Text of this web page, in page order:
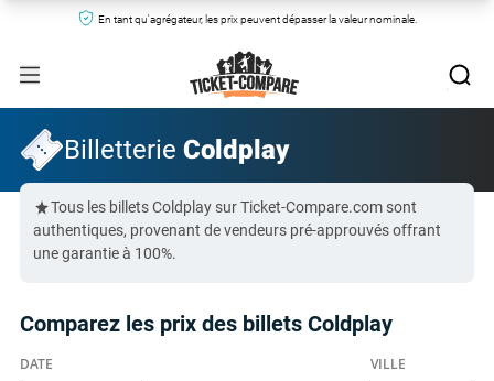
En tant qu'agrégateur, les prix peuvent dépasser la valeur nominale.
Billetterie Coldplay
Tous les billets Coldplay sur Ticket-Compare.com sont
authentiques, provenant de vendeurs pré-approuvés offrant
une garantie à 100%.
Comparez les prix des billets Coldplay